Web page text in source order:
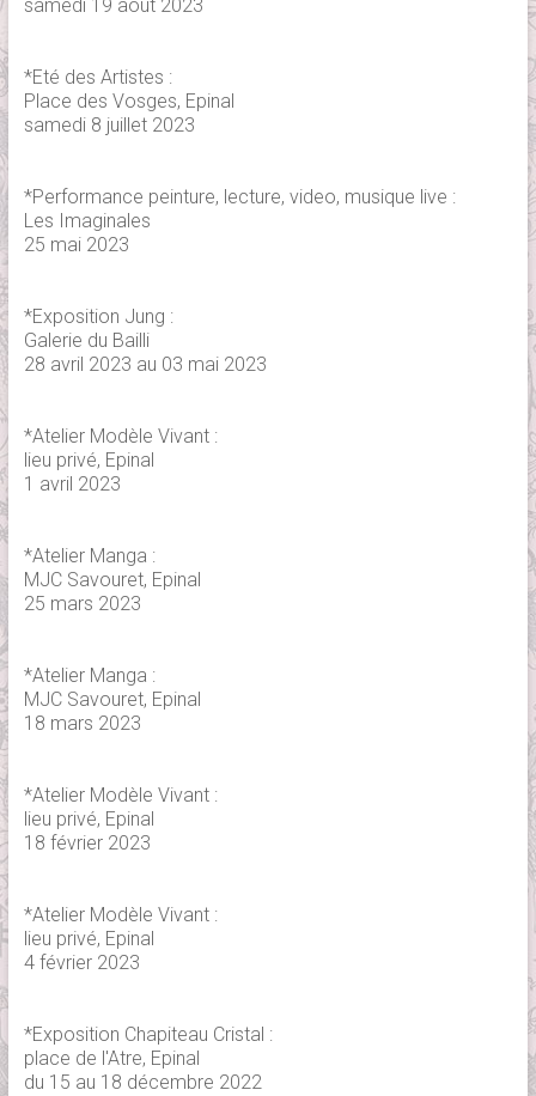
samedi 19 août 2023
*Eté des Artistes :
Place des Vosges, Epinal
samedi 8 juillet 2023
*Performance peinture, lecture, video, musique live :
Les Imaginales
25 mai 2023
*Exposition Jung :
Galerie du Bailli
28 avril 2023 au 03 mai 2023
*Atelier Modèle Vivant :
lieu privé, Epinal
1 avril 2023
*Atelier Manga :
MJC Savouret, Epinal
25 mars 2023
*Atelier Manga :
MJC Savouret, Epinal
18 mars 2023
*Atelier Modèle Vivant :
lieu privé, Epinal
18 février 2023
*Atelier Modèle Vivant :
lieu privé, Epinal
4 février 2023
*Exposition Chapiteau Cristal :
place de l'Atre, Epinal
du 15 au 18 décembre 2022